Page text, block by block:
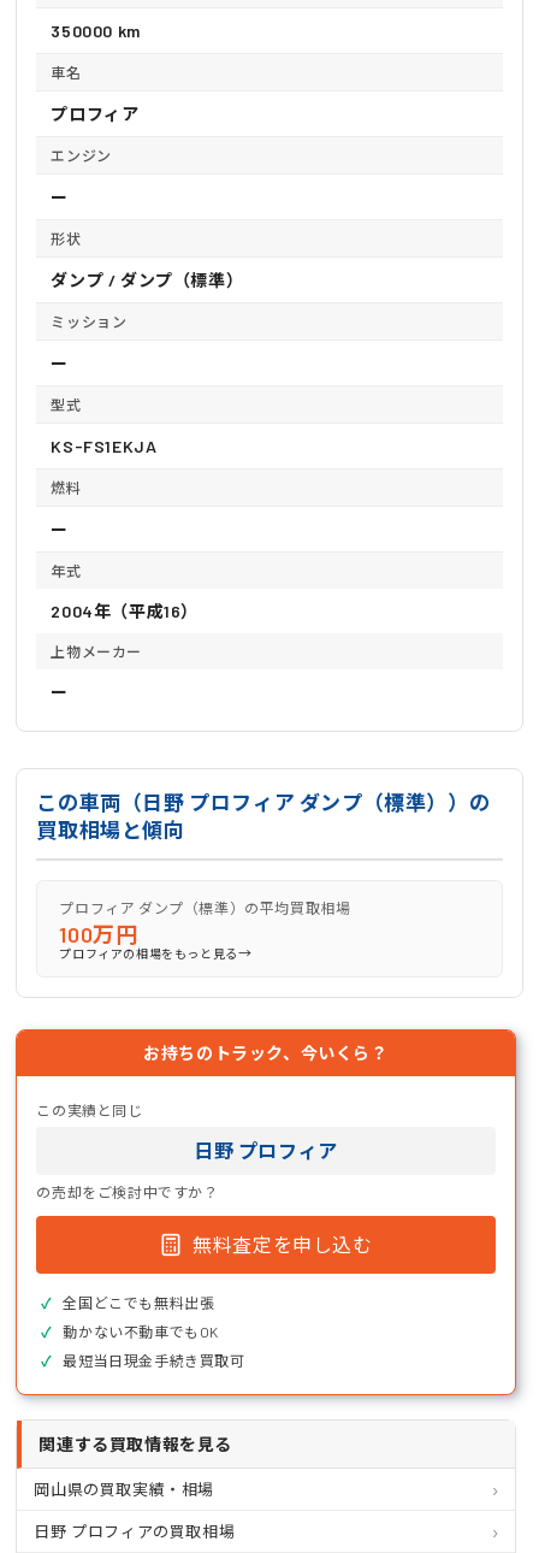
350000 km
車名
プロフィア
エンジン
ー
形状
ダンプ / ダンプ（標準）
ミッション
ー
型式
KS-FS1EKJA
燃料
ー
年式
2004年（平成16）
上物メーカー
ー
この車両（日野 プロフィア ダンプ（標準））の
買取相場と傾向
プロフィア ダンプ（標準）の平均買取相場
100万円
プロフィアの相場をもっと見る→
お持ちのトラック、今いくら？
この実績と同じ
日野 プロフィア
の売却をご検討中ですか？
無料査定を申し込む
全国どこでも無料出張
動かない不動車でもOK
最短当日現金手続き買取可
関連する買取情報を見る
岡山県の買取実績・相場
日野 プロフィアの買取相場